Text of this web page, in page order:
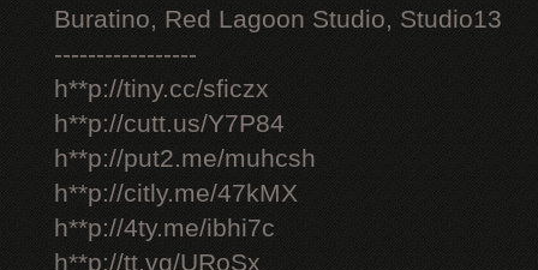
Buratino, Red Lagoon Studio, Studio13
-----------------
h**p://tiny.cc/sficzx
h**p://cutt.us/Y7P84
h**p://put2.me/muhcsh
h**p://citly.me/47kMX
h**p://4ty.me/ibhi7c
h**p://tt.vg/URoSx